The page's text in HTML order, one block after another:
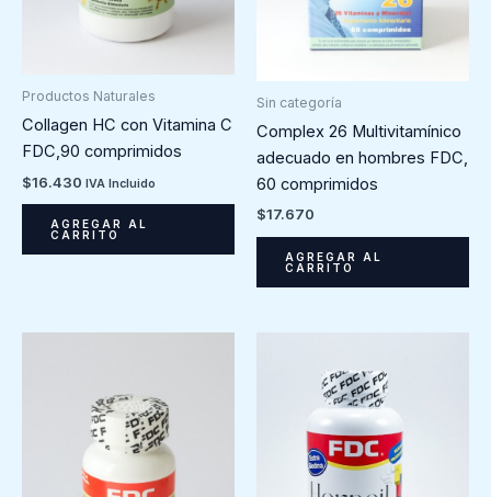
Productos Naturales
Collagen HC con Vitamina C
FDC,90 comprimidos
$16.430 IVA Incluido
AGREGAR AL
CARRITO
Sin categoría
Complex 26 Multivitamínico
adecuado en hombres FDC,
60 comprimidos
$17.670
AGREGAR AL
CARRITO